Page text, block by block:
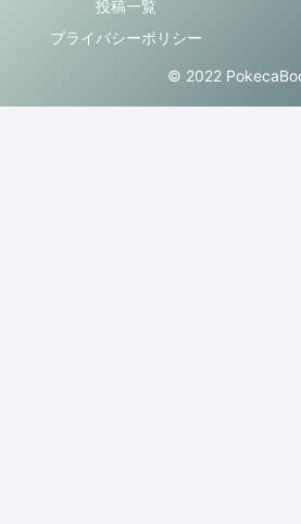
投稿一覧
プライバシーポリシー
© 2022